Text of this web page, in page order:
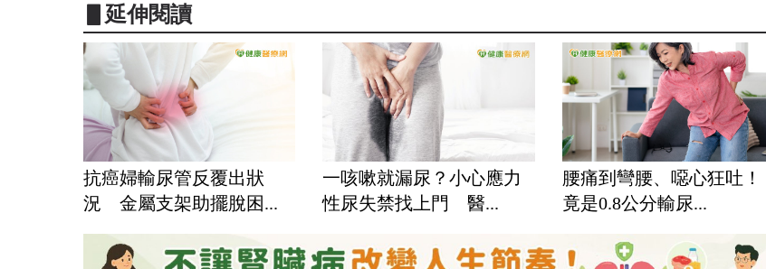
▋延伸閱讀
抗癌婦輸尿管反覆出狀
況 金屬支架助擺脫困...
一咳嗽就漏尿？小心應力
性尿失禁找上門 醫...
腰痛到彎腰、噁心狂吐！
竟是0.8公分輸尿...